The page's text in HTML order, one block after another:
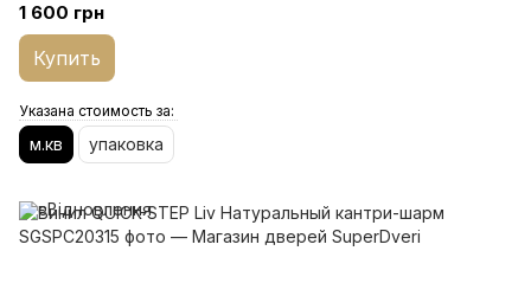
1 600 грн
Купить
Указана стоимость за:
м.кв упаковка